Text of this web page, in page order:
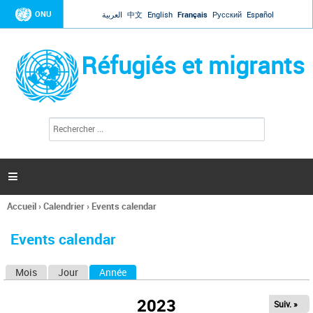
Jump to navigation
ONU العربية 中文 English Français Русский Español
Réfugiés et migrants
l
c
h
e

Vous
ici
Accueil›Calendrier› Events calendar
Events calendar
Mois Jour Année
2023 Suiv. »